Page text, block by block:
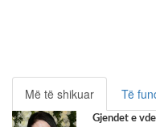
Më të shikuar Të
Gjendet e